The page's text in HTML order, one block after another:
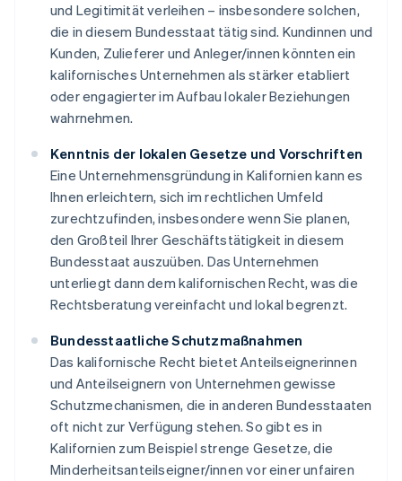
und Legitimität verleihen – insbesondere solchen,
die in diesem Bundesstaat tätig sind. Kundinnen und
Kunden, Zulieferer und Anleger/innen könnten ein
kalifornisches Unternehmen als stärker etabliert
oder engagierter im Aufbau lokaler Beziehungen
wahrnehmen.
Kenntnis der lokalen Gesetze und Vorschriften
Eine Unternehmensgründung in Kalifornien kann es
Ihnen erleichtern, sich im rechtlichen Umfeld
zurechtzufinden, insbesondere wenn Sie planen,
den Großteil Ihrer Geschäftstätigkeit in diesem
Bundesstaat auszuüben. Das Unternehmen
unterliegt dann dem kalifornischen Recht, was die
Rechtsberatung vereinfacht und lokal begrenzt.
Bundesstaatliche Schutzmaßnahmen
Das kalifornische Recht bietet Anteilseignerinnen
und Anteilseignern von Unternehmen gewisse
Schutzmechanismen, die in anderen Bundesstaaten
oft nicht zur Verfügung stehen. So gibt es in
Kalifornien zum Beispiel strenge Gesetze, die
Minderheitsanteilseigner/innen vor einer unfairen